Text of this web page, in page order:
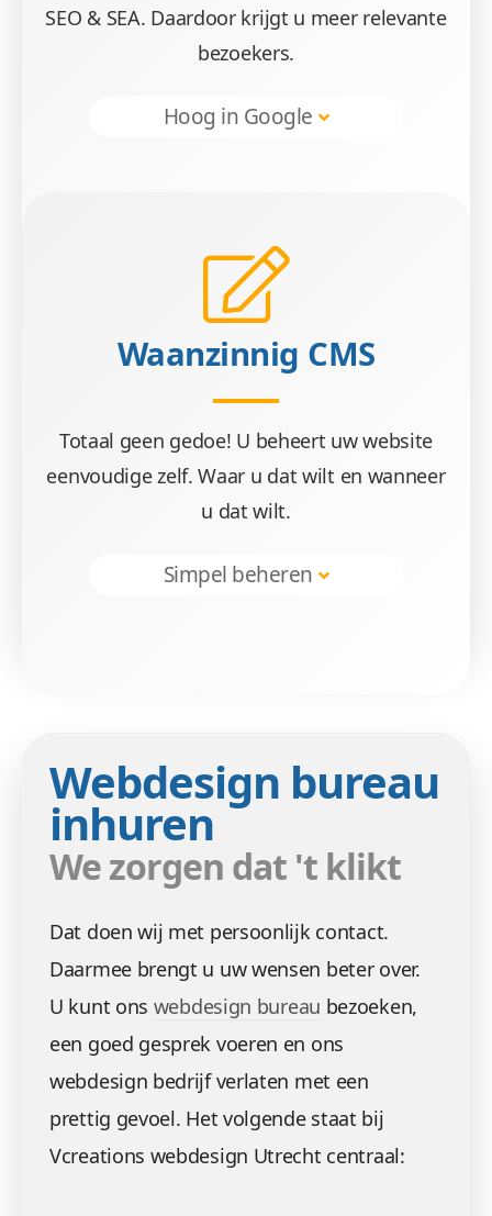
SEO & SEA. Daardoor krijgt u meer relevante
bezoekers.
Hoog in Google
Waanzinnig CMS
Totaal geen gedoe! U beheert uw website
eenvoudige zelf. Waar u dat wilt en wanneer
u dat wilt.
Simpel beheren
Webdesign bureau
inhuren
We zorgen dat 't klikt
Dat doen wij met persoonlijk contact.
Daarmee brengt u uw wensen beter over.
U kunt ons webdesign bureau bezoeken,
een goed gesprek voeren en ons
webdesign bedrijf verlaten met een
prettig gevoel. Het volgende staat bij
Vcreations webdesign Utrecht centraal:
Beheren
Geen gestuntel. U beheert uw webdesign